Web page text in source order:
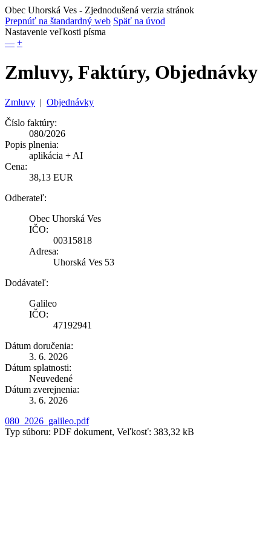
Obec Uhorská Ves - Zjednodušená verzia stránok
Prepnúť na štandardný web Späť na úvod
Nastavenie veľkosti písma
— +
Zmluvy, Faktúry, Objednávky
Zmluvy | Objednávky
Číslo faktúry:
080/2026
Popis plnenia:
aplikácia + AI
Cena:
38,13 EUR
Odberateľ:
Obec Uhorská Ves
IČO:
00315818
Adresa:
Uhorská Ves 53
Dodávateľ:
Galileo
IČO:
47192941
Dátum doručenia:
3. 6. 2026
Dátum splatnosti:
Neuvedené
Dátum zverejnenia:
3. 6. 2026
080_2026_galileo.pdf
Typ súboru: PDF dokument, Veľkosť: 383,32 kB